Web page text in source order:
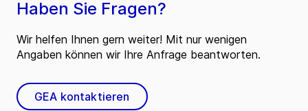
Haben Sie Fragen?
Wir helfen Ihnen gern weiter! Mit nur wenigen
Angaben können wir Ihre Anfrage beantworten.
GEA kontaktieren